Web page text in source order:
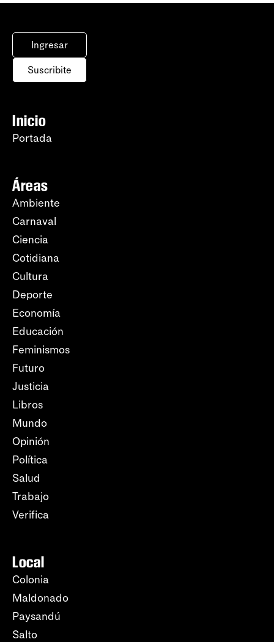
Ingresar
Suscribite
Inicio
Portada
Áreas
Ambiente
Carnaval
Ciencia
Cotidiana
Cultura
Deporte
Economía
Educación
Feminismos
Futuro
Justicia
Libros
Mundo
Opinión
Política
Salud
Trabajo
Verifica
Local
Colonia
Maldonado
Paysandú
Salto